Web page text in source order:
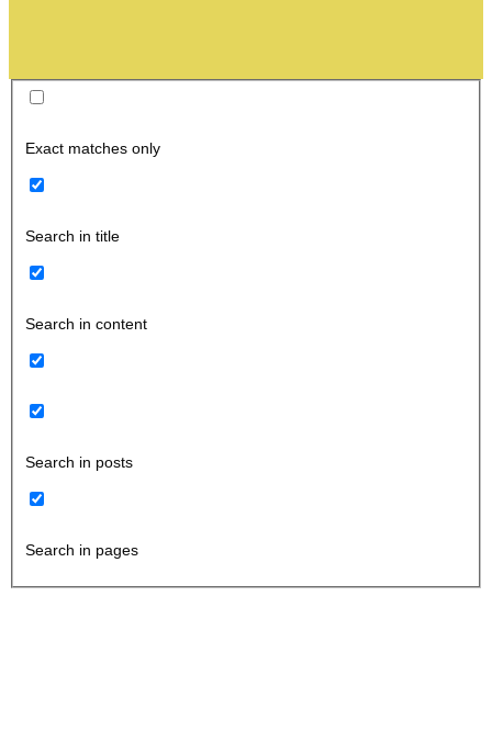
Exact matches only
Search in title
Search in content
Search in posts
Search in pages